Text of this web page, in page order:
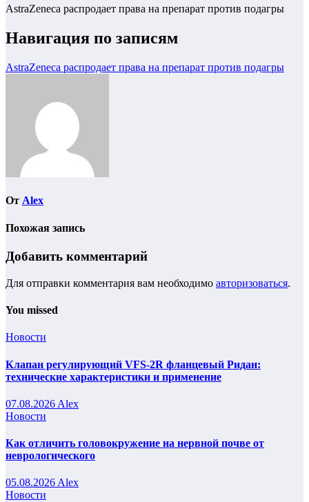
AstraZeneca распродает права на препарат против подагры
Навигация по записям
AstraZeneca распродает права на препарат против подагры
От Alex
Похожая запись
Добавить комментарий
Для отправки комментария вам необходимо авторизоваться.
You missed
Новости
Клапан регулирующий VFS-2R фланцевый Ридан:
технические характеристики и применение
07.08.2026 Alex
Новости
Как отличить головокружение на нервной почве от
неврологического
05.08.2026 Alex
Новости